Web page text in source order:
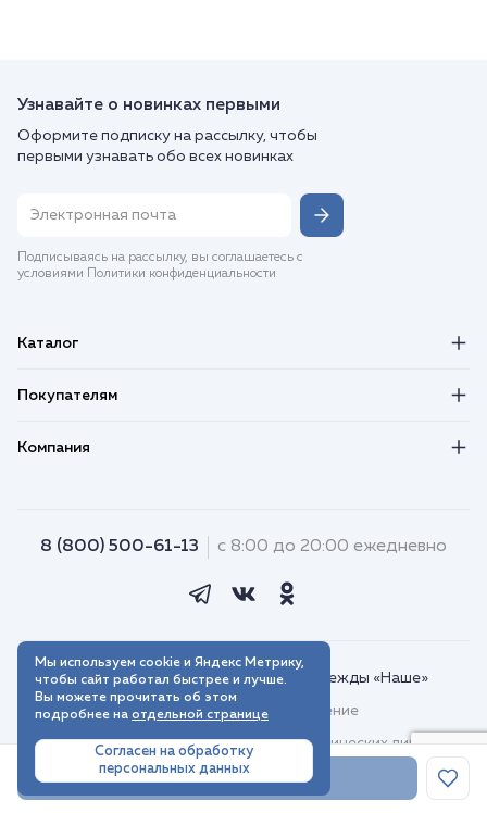
В корзину
Узнавайте о новинках первыми
Оформите подписку на рассылку, чтобы
первыми узнавать обо всех новинках
Подписываясь на рассылку, вы соглашаетесь с
условиями Политики конфиденциальности
Каталог
Покупателям
Компания
8 (800) 500-61-13 с 8:00 до 20:00 ежедневно
© 2018–2026. Интернет-магазин одежды «Наше»
Пользовательское соглашение
Договор присоединения для юридических лиц
Политика обработки персональных данных
Мы используем cookie и Яндекс Метрику,
чтобы сайт работал быстрее и лучше.
Вы можете прочитать об этом
подробнее на отдельной странице
Согласен на обработку
персональных данных